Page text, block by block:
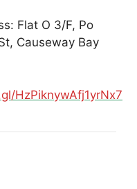
Flat O 3/F, Po
Causeway Bay
HzPiknywAfj1yrNx7